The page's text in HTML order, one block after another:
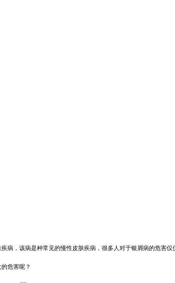
病，该病是种常见的慢性皮肤疾病，很多人对于银屑病的危害
危害呢？